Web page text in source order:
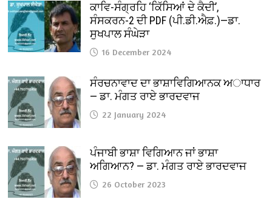
ਕਾਵਿ-ਸੰਗ੍ਰਹਿ ‘ਕਿੱਸਿਆਂ ਦੇ ਕੈਦੀ’,
ਸੰਸਕਰਨ-2 ਦੀ PDF (ਪੀ.ਡੀ.ਐਫ਼.)—ਡਾ.
ਸੁਖਪਾਲ ਸੰਘੇੜਾ
16 December 2024
ਸੰਰਚਨਾਵਾਦ ਦਾ ਭਾਸ਼ਾਵਿਗਿਆਨਕ ਅਾਧਾਰ
— ਡਾ. ਮੰਗਤ ਰਾਏ ਭਾਰਦਵਾਜ
22 January 2024
ਪੰਜਾਬੀ ਭਾਸ਼ਾ ਵਿਗਿਆਨ ਜਾਂ ਭਾਸ਼ਾ
ਅਗਿਆਨ? — ਡਾ. ਮੰਗਤ ਰਾਏ ਭਾਰਦਵਾਜ
26 October 2023